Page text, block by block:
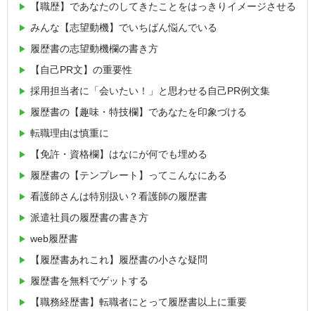
【職歴】であなたのしてきたことをはっきりイメージさせる
みんな【志望動機】でいちばん悩んでいる
履歴書の志望動機欄の書き方
【自己PR文】の重要性
採用担当者に「会いたい！」と思わせる自己PR例文集
履歴書の【趣味・特技欄】であなたを印象づける
転職理由は慎重に
【免許・資格欄】はなにが何でも埋める
履歴書の【テンプレート】ってこんなにある
看護師さんは特別扱い？看護師の履歴書
派遣社員の履歴書の書き方
web履歴書
【履歴書あれこれ】履歴書の小さな疑問
履歴書を無料でゲットする
【職務経歴書】転職者にとって履歴書以上に重要